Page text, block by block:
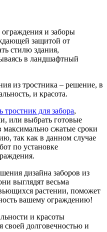
и заборы
защитой от
стилю здания,
в ландшафтный
из тростника – решение, в
и красота.
тростник для забора,
или выбрать готовые
максимально сжатые сроки
так как в данном случае
по установке
дизайна заборов из
выглядят весьма
растении, поможет
вашему ограждению!
и красоты
своей долговечностью и